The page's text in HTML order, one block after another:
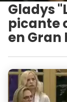
Gladys
picante
en Gran